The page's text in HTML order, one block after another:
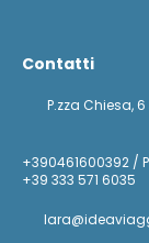
Contatti
P.zza Chiesa,
+390461600392 /
+39 333 571 6035